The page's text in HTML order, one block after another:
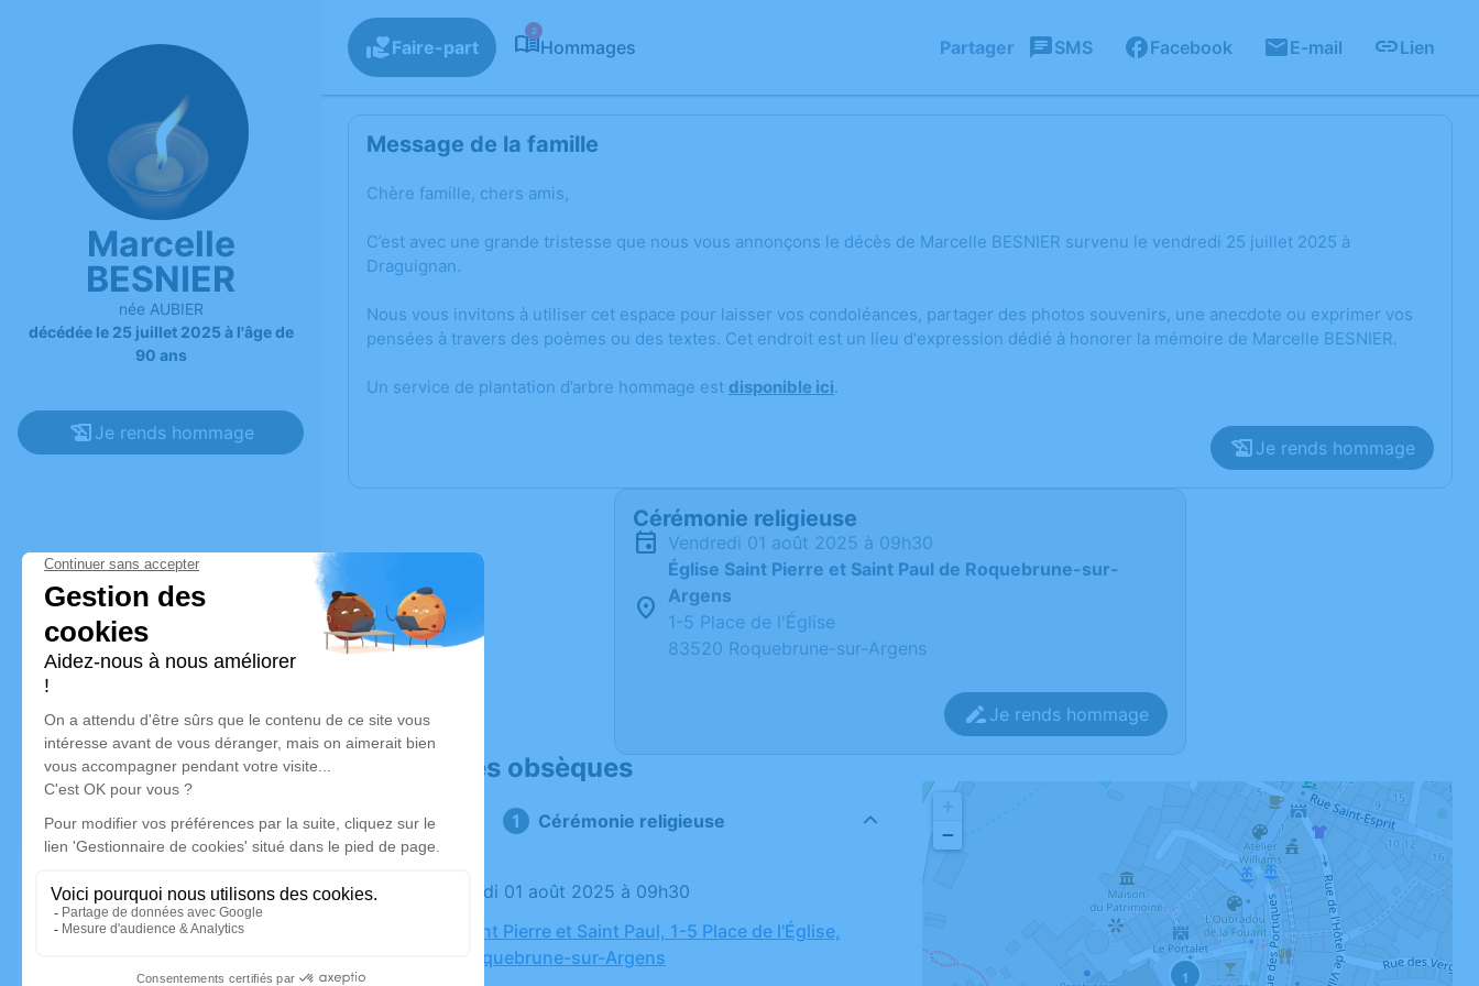
Marcelle
BESNIER
née AUBIER
décédée le 25 juillet 2025 à l'âge de
90 ans
Je rends hommage
Faire-part
2
Hommages Partager SMS Facebook E-mail Lien
Message de la famille
Chère famille, chers amis,
C’est avec une grande tristesse que nous vous annonçons le décès de Marcelle BESNIER survenu le vendredi 25 juillet 2025 à
Draguignan.
Nous vous invitons à utiliser cet espace pour laisser vos condoléances, partager des photos souvenirs, une anecdote ou exprimer vos
pensées à travers des poèmes ou des textes. Cet endroit est un lieu d'expression dédié à honorer la mémoire de Marcelle BESNIER.
Un service de plantation d’arbre hommage est disponible ici.
Je rends hommage
Cérémonie religieuse
vendredi 01 août 2025 à 09h30
Église Saint Pierre et Saint Paul de Roquebrune-sur-
Argens
1-5 Place de l'Église
83520 Roquebrune-sur-Argens
Je rends hommage
Déroulé des obsèques
Cérémonie religieuse
Le vendredi 01 août 2025 à 09h30
Église Saint Pierre et Saint Paul, 1-5 Place de l'Église,
83520 Roquebrune-sur-Argens
1
−